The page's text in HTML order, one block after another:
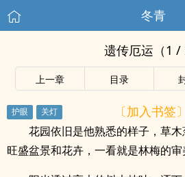
冬青
遗传厄运（1 /
上一章 目录
〔加入书签〕
花园依旧是他熟悉的样子，草
旺盛盆景和花卉，一看就是林梅的审